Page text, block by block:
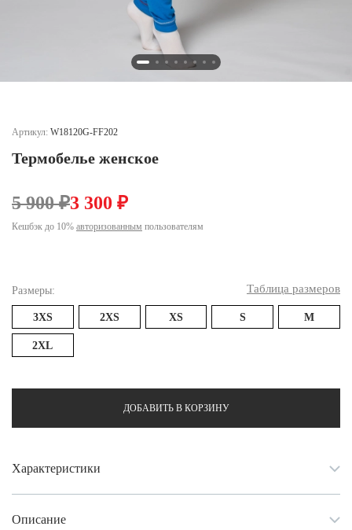
Артикул: W18120G-FF202
Термобелье женское
5 900 ₽3 300 ₽
Кешбэк до 10% авторизованным пользователям
Размеры: Таблица размеров
3XS 2XS XS S M
2XL
ДОБАВИТЬ В КОРЗИНУ
Характеристики
Описание